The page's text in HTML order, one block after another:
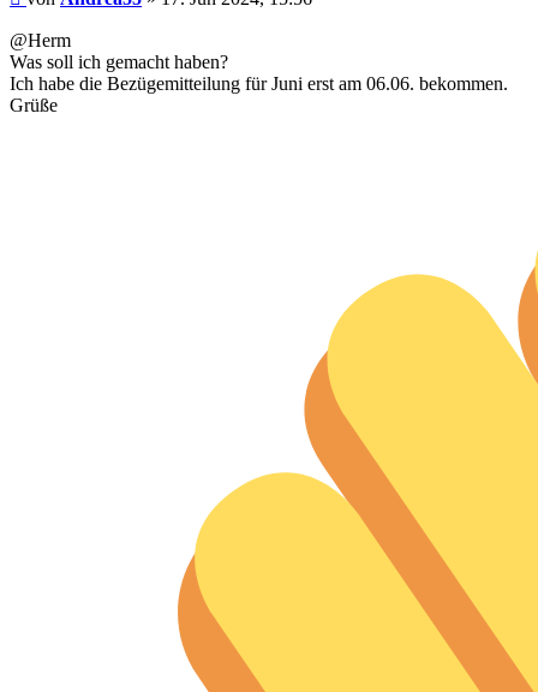
@Herm
Was soll ich gemacht haben?
Ich habe die Bezügemitteilung für Juni erst am 06.06. bekommen.
Grüße